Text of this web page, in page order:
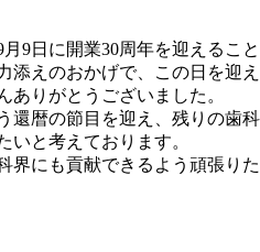
9日に開業30周年を迎えること
添えのおかげで、この日を迎え
ありがとうございました。
還暦の節目を迎え、残りの歯科
いと考えております。
界にも貢献できるよう頑張りた